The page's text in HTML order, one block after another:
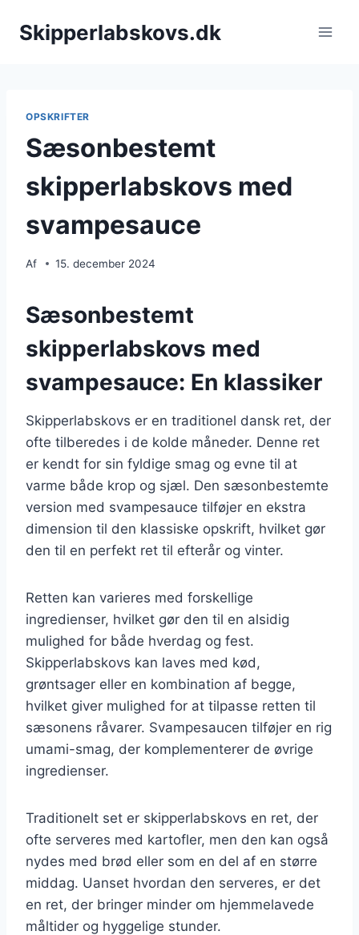
Skipperlabskovs.dk
OPSKRIFTER
Sæsonbestemt
skipperlabskovs med
svampesauce
Af 15. december 2024
Sæsonbestemt
skipperlabskovs med
svampesauce: En klassiker
Skipperlabskovs er en traditionel dansk ret, der
ofte tilberedes i de kolde måneder. Denne ret
er kendt for sin fyldige smag og evne til at
varme både krop og sjæl. Den sæsonbestemte
version med svampesauce tilføjer en ekstra
dimension til den klassiske opskrift, hvilket gør
den til en perfekt ret til efterår og vinter.
Retten kan varieres med forskellige
ingredienser, hvilket gør den til en alsidig
mulighed for både hverdag og fest.
Skipperlabskovs kan laves med kød,
grøntsager eller en kombination af begge,
hvilket giver mulighed for at tilpasse retten til
sæsonens råvarer. Svampesaucen tilføjer en rig
umami-smag, der komplementerer de øvrige
ingredienser.
Traditionelt set er skipperlabskovs en ret, der
ofte serveres med kartofler, men den kan også
nydes med brød eller som en del af en større
middag. Uanset hvordan den serveres, er det
en ret, der bringer minder om hjemmelavede
måltider og hyggelige stunder.